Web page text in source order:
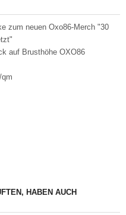
zum neuen Oxo86-Merch "30
auf Brusthöhe OXO86
HABEN AUCH